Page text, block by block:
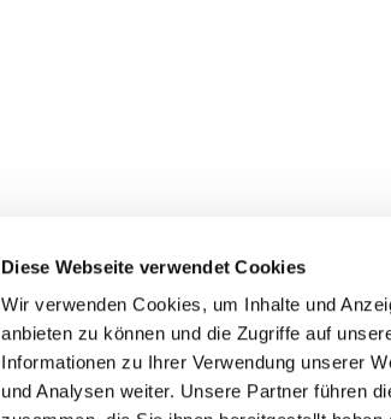
Diese Webseite verwendet Cookies
Wir verwenden Cookies, um Inhalte und
anbieten zu können und die Zugriffe auf
Informationen zu Ihrer Verwendung unserer
und Analysen weiter. Unsere Partner führen